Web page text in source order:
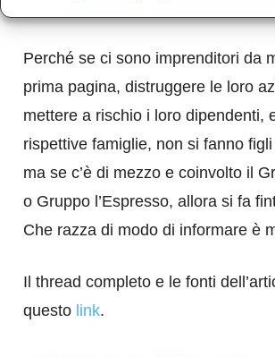
Perché se ci sono imprenditori da
prima pagina, distruggere le loro
mettere a rischio i loro dipendenti,
rispettive famiglie, non si fanno
ma se c’è di mezzo e coinvolto il
o Gruppo l’Espresso, allora si fa
Che razza di modo di informare è
Il thread completo e le fonti
questo link.